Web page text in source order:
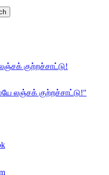
குற்றச்சாட்டு!
லஞ்சக் குற்றச்சாட்டு!"